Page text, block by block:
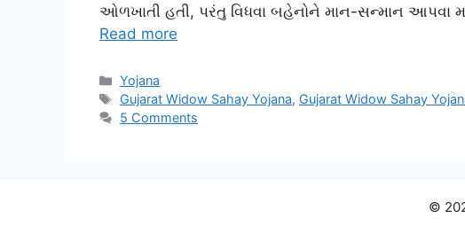
ઓળખાતી હતી, પરંતુ વિધવા બહેનોને માન-સન્માન આપવા
Read more
Categories
Yojana
Tags
Gujarat Widow Sahay Yojana, Gujarat Widow Sahay
5 Comments
©